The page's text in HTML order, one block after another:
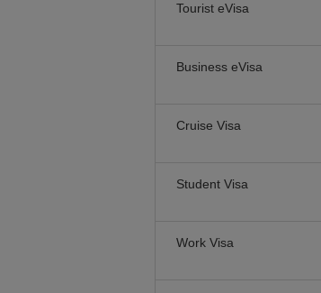
Tourist eVisa
Business eVisa
Cruise Visa
Student Visa
Work Visa